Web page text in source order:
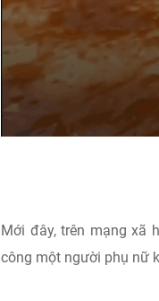
Mới đây, trên mạng xã
công một người phụ nữ